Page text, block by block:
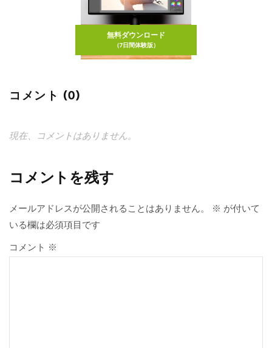
無料ダウンロード
（7日間体験版）
コメント (0)
現在、コメントはありません。
コメントを残す
メールアドレスが公開されることはありません。 ※ が付いて
いる欄は必須項目です
コメント ※